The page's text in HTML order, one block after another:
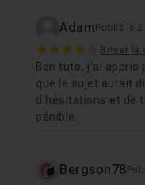
Adam Publié le
4 Briser la
Bon tuto, j'ai appris
que le sujet aurait
d'hésitations et de
pénible.
Bergson78